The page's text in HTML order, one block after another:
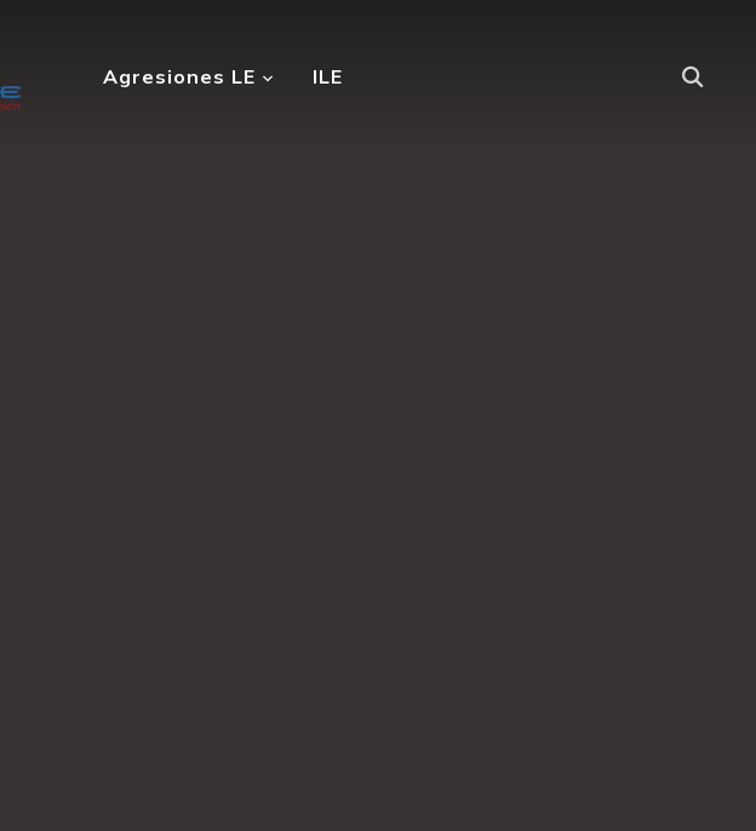
Agresiones LE ILE